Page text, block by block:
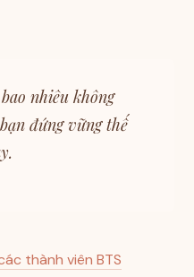
nhiêu không
đứng vững thế
thành viên BTS